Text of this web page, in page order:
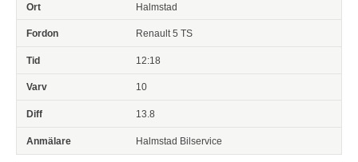
Halmstad
Renault 5 TS
12:18
10
13.8
Halmstad Bilservice